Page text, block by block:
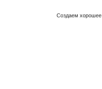
Создаем